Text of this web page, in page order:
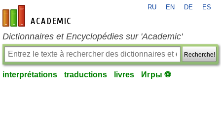
fr-academic.com
RU EN DE ES
Dictionnaires et Encyclopédies sur 'Academic'
Recherche!
interprétations traductions livres Игры ⚽